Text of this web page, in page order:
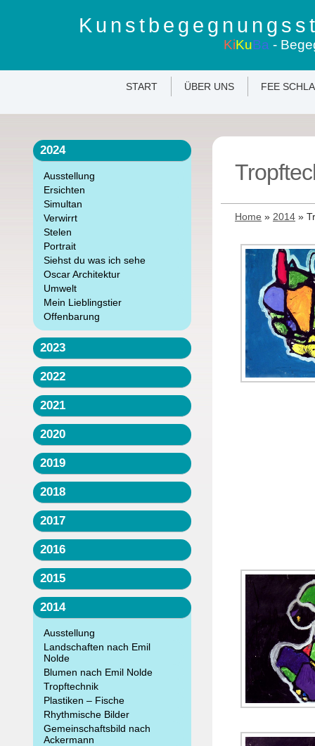
KiKuBa -
START ÜBER UNS FEE
2024
Ausstellung
Ersichten
Simultan
Verwirrt
Stelen
Portrait
Siehst du was ich sehe
Oscar Architektur
Umwelt
Mein Lieblingstier
Offenbarung
2023
2022
2021
2020
2019
2018
2017
2016
2015
2014
Ausstellung
Landschaften nach Emil
Nolde
Blumen nach Emil Nolde
Tropftechnik
Plastiken – Fische
Rhythmische Bilder
Gemeinschaftsbild nach
Ackermann
Home » 2014 »